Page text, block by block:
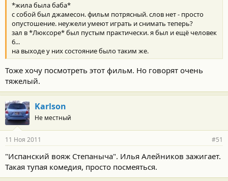
*жила была баба*
с собой был джамесон. фильм потрясный. слов нет - просто
опустошение. неужели умеют играть и снимать теперь?
зал в *Люксоре* был пустым практически. я был и ещё человек
6...
на выходе у них состояние было таким же.
Тоже хочу посмотреть этот фильм. Но говорят очень
тяжелый.
Karlson
Не местный
11 Ноя 2011 #51
"Испанский вояж Степаныча". Илья Алейников зажигает.
Такая тупая комедия, просто посмеяться.